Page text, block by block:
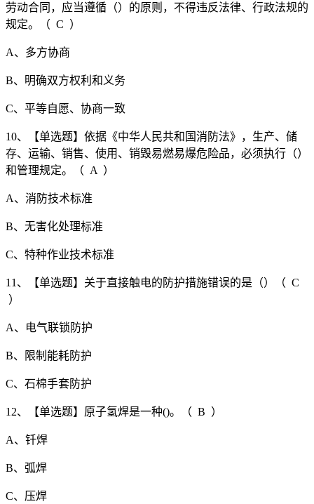
劳动合同，应当遵循（）的原则，不得违反法律、行政法规的
规定。（ C ）
A、多方协商
B、明确双方权利和义务
C、平等自愿、协商一致
10、【单选题】依据《中华人民共和国消防法》，生产、储
存、运输、销售、使用、销毁易燃易爆危险品，必须执行（）
和管理规定。（ A ）
A、消防技术标准
B、无害化处理标准
C、特种作业技术标准
11、【单选题】关于直接触电的防护措施错误的是（）（ C
）
A、电气联锁防护
B、限制能耗防护
C、石棉手套防护
12、【单选题】原子氢焊是一种()。（ B ）
A、钎焊
B、弧焊
C、压焊